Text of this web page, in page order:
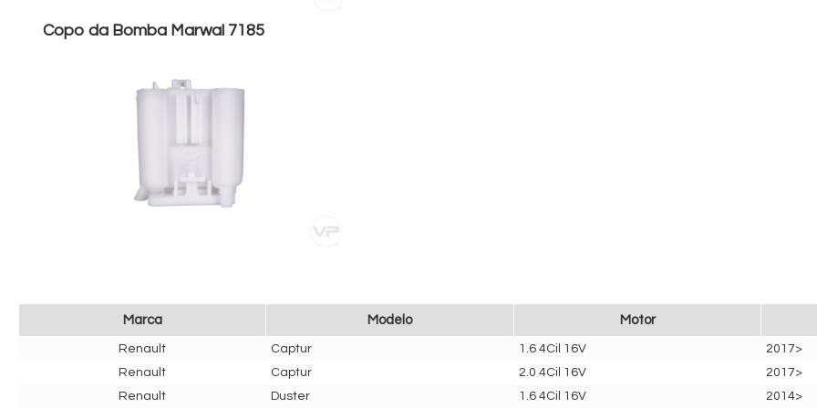
Copo da Bomba Marwal 7185
Marca Modelo Motor
Renault Captur 1.6 4Cil 16V
2017>
Renault
Captur 2.0 4Cil 16V
2017>
Renault
Duster 1.6 4Cil 16V 2014>